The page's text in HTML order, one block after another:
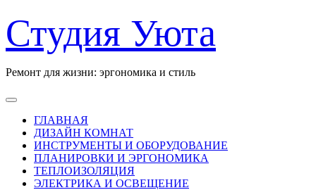
к
содержанию
Студия Уюта
Ремонт для жизни: эргономика и стиль
ГЛАВНАЯ
ДИЗАЙН КОМНАТ
ИНСТРУМЕНТЫ И ОБОРУДОВАНИЕ
ПЛАНИРОВКИ И ЭРГОНОМИКА
ТЕПЛОИЗОЛЯЦИЯ
ЭЛЕКТРИКА И ОСВЕЩЕНИЕ